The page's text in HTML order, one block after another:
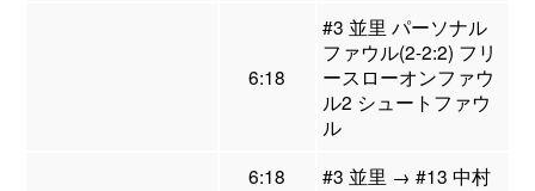
6:18
#3 並里 パーソナル
ファウル(2-2:2) フリ
ースローオンファウ
ル2 シュートファウ
ル
6:18
#3 並里 → #13 中村